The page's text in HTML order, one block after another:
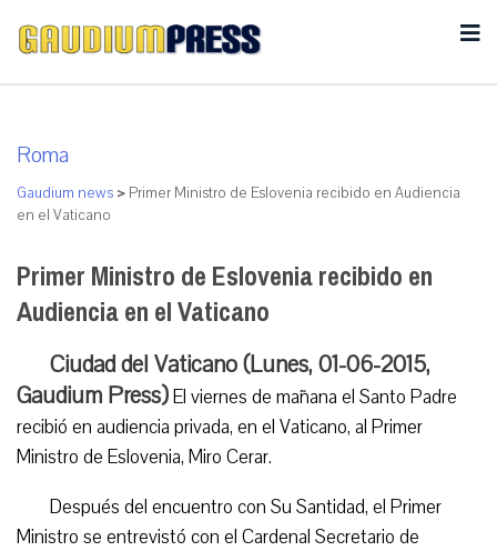
Roma
Gaudium news > Primer Ministro de Eslovenia recibido en Audiencia
en el Vaticano
Primer Ministro de Eslovenia recibido en
Audiencia en el Vaticano
Ciudad del Vaticano (Lunes, 01-06-2015,
Gaudium Press)El viernes de mañana el Santo Padre
recibió en audiencia privada, en el Vaticano, al Primer
Ministro de Eslovenia, Miro Cerar.
Después del encuentro con Su Santidad, el Primer
Ministro se entrevistó con el Cardenal Secretario de